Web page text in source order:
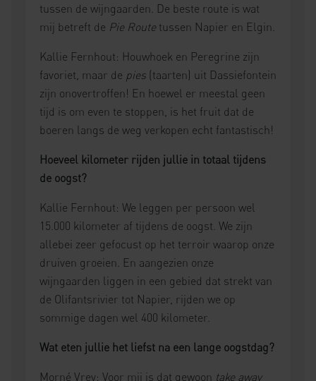
tussen de wijngaarden. De beste route is wat
mij betreft de Pie Routetussen Napier en Elgin.
Kallie Fernhout: Houwhoek en Peregrine zijn
favoriet, maar de pies (taarten) uit Dassiefontein
zijn onovertroffen! En hoewel er meestal geen
tijd is om even te stoppen, is het fruit dat de
boeren langs de weg verkopen echt fantastisch!
Hoeveel kilometer rijden jullie in totaal tijdens
de oogst?
Kallie Fernhout: We leggen per persoon wel
15.000 kilometer af tijdens de oogst. We zijn
allebei zeer gefocust op het terroir waarop onze
druiven groeien. En aangezien onze
wijngaarden liggen in een gebied dat strekt van
de Olifantsrivier tot Napier, rijden we op
sommige dagen wel 400 kilometer.
Wat eten jullie het liefst na een lange oogstdag?
Morné Vrey: Voor mij is dat gewoon take away